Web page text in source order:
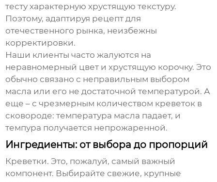
тесту характерную хрустящую текстуру.
Поэтому, адаптируя рецепт для
отечественного рынка, неизбежны
корректировки.
Наши клиенты часто жалуются на
неравномерный цвет и хрустящую корочку. Это
обычно связано с неправильным выбором
масла или его не достаточной температурой. А
еще – с чрезмерным количеством креветок в
сковороде: температура масла падает, и
темпура получается непрожаренной.
Ингредиенты: от выбора до пропорций
Креветки. Это, пожалуй, самый важный
компонент. Выбирайте свежие, крупные